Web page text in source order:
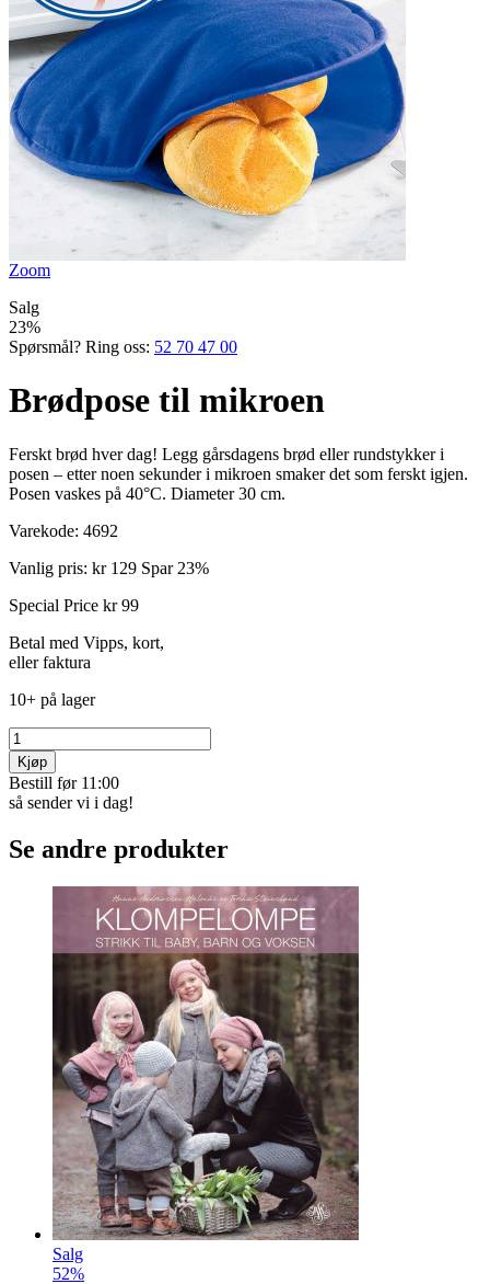
Zoom
Salg
23%
Spørsmål? Ring oss: 52 70 47 00
Brødpose til mikroen
Ferskt brød hver dag! Legg gårsdagens brød eller rundstykker i
posen – etter noen sekunder i mikroen smaker det som ferskt igjen.
Posen vaskes på 40°C. Diameter 30 cm.
Varekode: 4692
Vanlig pris: kr 129 Spar 23%
Special Price kr 99
Betal med Vipps, kort,
eller faktura
10+ på lager
Kjøp
Bestill før 11:00
så sender vi i dag!
Se andre produkter
Salg
52%